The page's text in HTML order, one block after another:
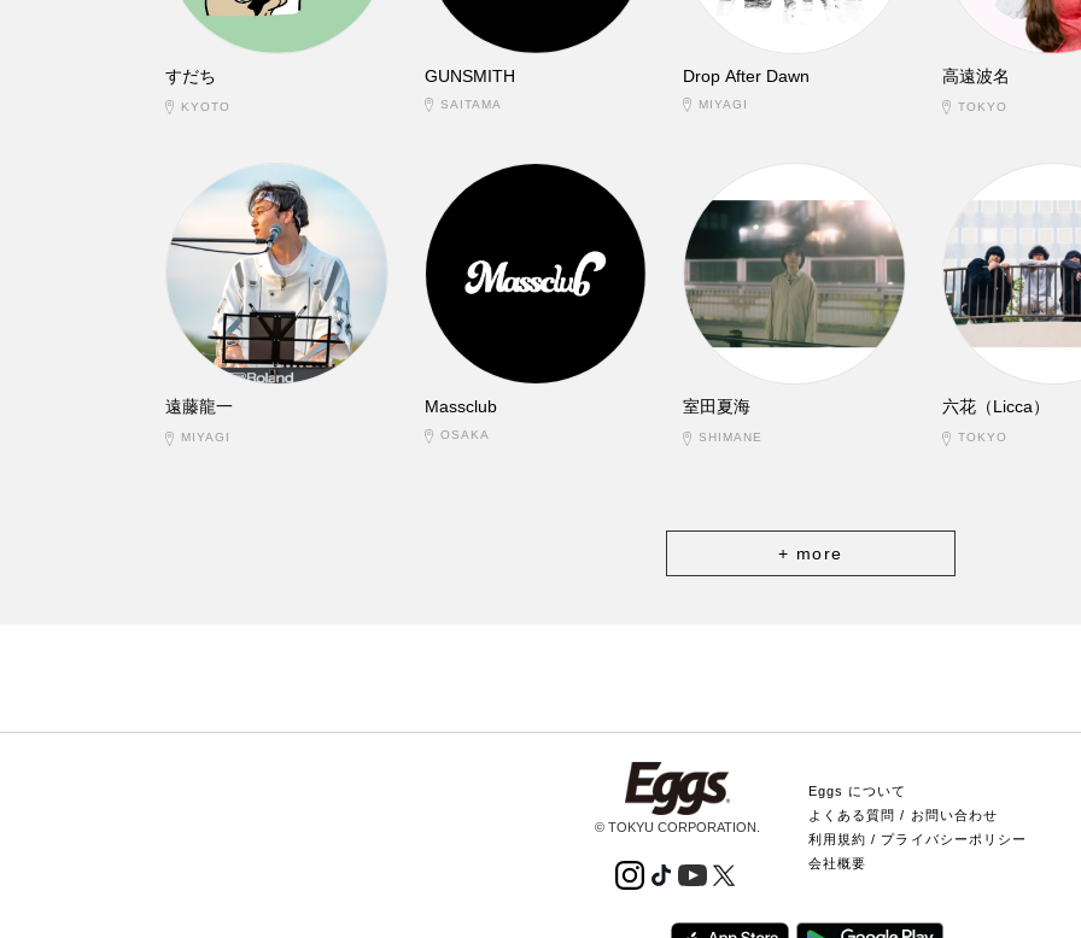
すだち
KYOTO
GUNSMITH
SAITAMA
Drop After Dawn
MIYAGI
高遠波名
TOKYO
遠藤龍一
MIYAGI
Massclub
OSAKA
室田夏海
SHIMANE
六花（Licca）
TOKYO
+ more
© TOKYU CORPORATION.
Eggs について
よくある質問 / お問い合わせ
利用規約 / プライバシーポリシー
会社概要